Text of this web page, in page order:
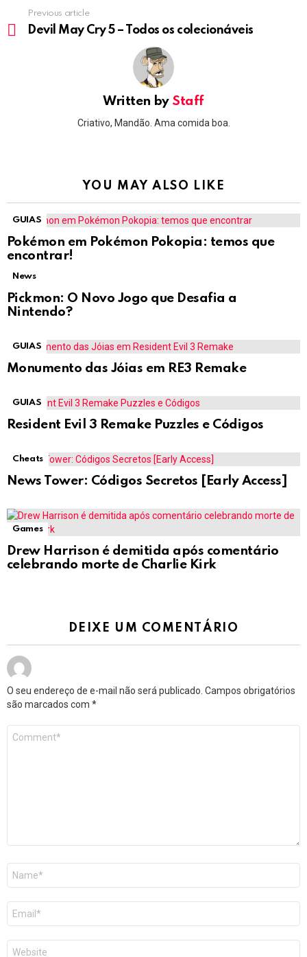
more
Previous article
Devil May Cry 5 – Todos os colecionáveis
Written by Staff
Criativo, Mandão. Ama comida boa.
YOU MAY ALSO LIKE
GUIAS
Pokémon em Pokémon Pokopia: temos que
encontrar!
News
Pickmon: O Novo Jogo que Desafia a
Nintendo?
GUIAS
Monumento das Jóias em RE3 Remake
GUIAS
Resident Evil 3 Remake Puzzles e Códigos
Cheats
News Tower: Códigos Secretos [Early Access]
Games
Drew Harrison é demitida após comentário
celebrando morte de Charlie Kirk
DEIXE UM COMENTÁRIO
O seu endereço de e-mail não será publicado. Campos obrigatórios
são marcados com *
mail
*